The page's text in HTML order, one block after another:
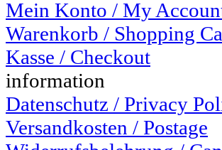
Mein Konto / My
Warenkorb / Shopping
Kasse / Checkout
information
Datenschutz / Privacy
Versandkosten / Postage